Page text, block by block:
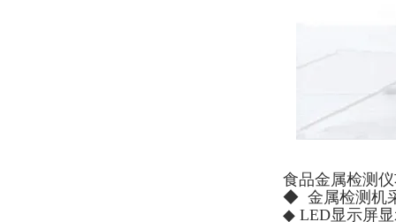
食品金属检测
◆ 金属检测机
◆ LED显示屏